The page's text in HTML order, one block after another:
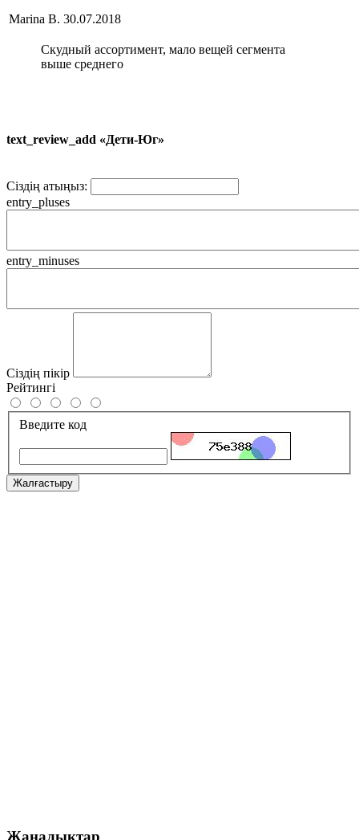
Marina B. 30.07.2018
Скудный ассортимент, мало вещей сегмента
выше среднего
text_review_add «Дети-Юг»
Сіздің атыңыз:
entry_pluses
entry_minuses
Сіздің пікір
Рейтингі
Введите код
Жалғастыру
Жаңалықтар